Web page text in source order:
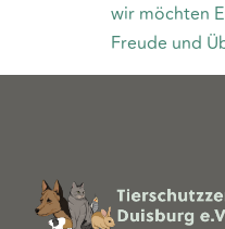
wir möchten
Freude und